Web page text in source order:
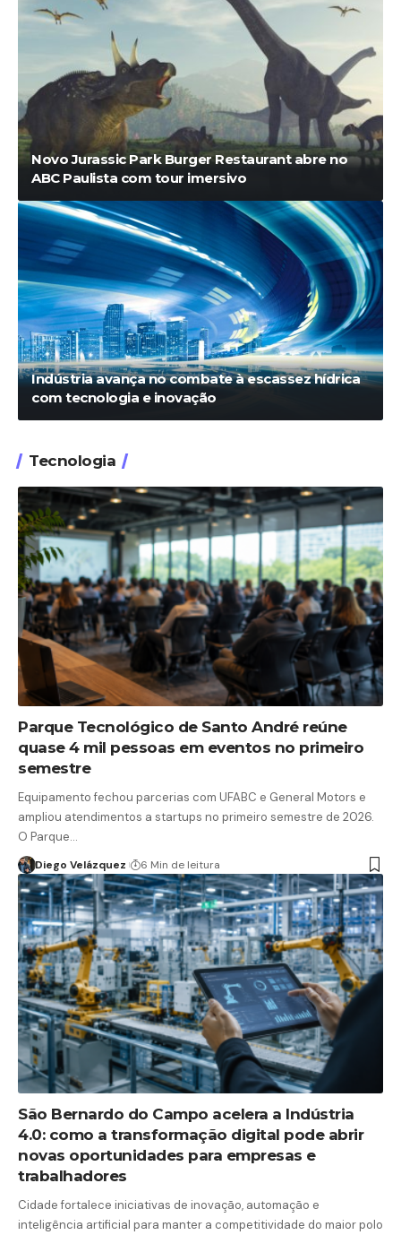
Novo Jurassic Park Burger Restaurant abre no
ABC Paulista com tour imersivo
Indústria avança no combate à escassez hídrica
com tecnologia e inovação
Tecnologia
Parque Tecnológico de Santo André reúne
quase 4 mil pessoas em eventos no primeiro
semestre
Equipamento fechou parcerias com UFABC e General Motors e
ampliou atendimentos a startups no primeiro semestre de 2026.
O Parque…
Diego Velázquez 6 Min de leitura
São Bernardo do Campo acelera a Indústria
4.0: como a transformação digital pode abrir
novas oportunidades para empresas e
trabalhadores
Cidade fortalece iniciativas de inovação, automação e
inteligência artificial para manter a competitividade do maior polo